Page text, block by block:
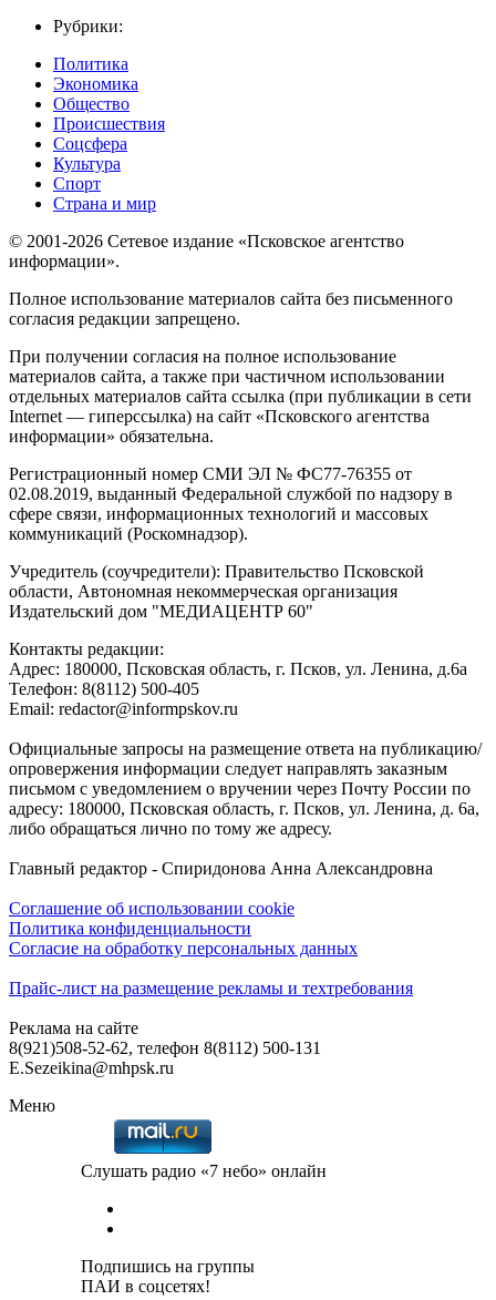
Рубрики:
Политика
Экономика
Общество
Происшествия
Соцсфера
Культура
Спорт
Страна и мир
© 2001-2026 Сетевое издание «Псковское агентство
информации».
Полное использование материалов сайта без письменного
согласия редакции запрещено.
При получении согласия на полное использование
материалов сайта, а также при частичном использовании
отдельных материалов сайта ссылка (при публикации в сети
Internet — гиперссылка) на сайт «Псковского агентства
информации» обязательна.
Регистрационный номер СМИ ЭЛ № ФС77-76355 от
02.08.2019, выданный Федеральной службой по надзору в
сфере связи, информационных технологий и массовых
коммуникаций (Роскомнадзор).
Учредитель (соучредители): Правительство Псковской
области, Автономная некоммерческая организация
Издательский дом "МЕДИАЦЕНТР 60"
Контакты редакции:
Адреc: 180000, Псковская область, г. Псков, ул. Ленина, д.6а
Телефон: 8(8112) 500-405
Email: redactor@informpskov.ru
Официальные запросы на размещение ответа на публикацию/
опровержения информации следует направлять заказным
письмом с уведомлением о вручении через Почту России по
адресу: 180000, Псковская область, г. Псков, ул. Ленина, д. 6а,
либо обращаться лично по тому же адресу.
Главный редактор - Спиридонова Анна Александровна
Соглашение об использовании cookie
Политика конфиденциальности
Согласие на обработку персональных данных
Прайс-лист на размещение рекламы и техтребования
Реклама на сайте
8(921)508-52-62, телефон 8(8112) 500-131
E.Sezeikina@mhpsk.ru
Меню
Слушать радио «7 небо» онлайн
Подпишись на группы
ПАИ в соцсетях!